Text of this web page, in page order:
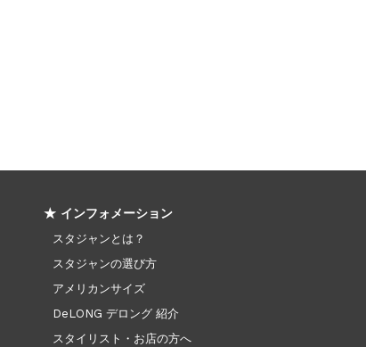
★ インフォメーション
スタジャンとは？
スタジャンの選び方
アメリカンサイズ
DeLONG デロング 紹介
スタイリスト・お店の方へ